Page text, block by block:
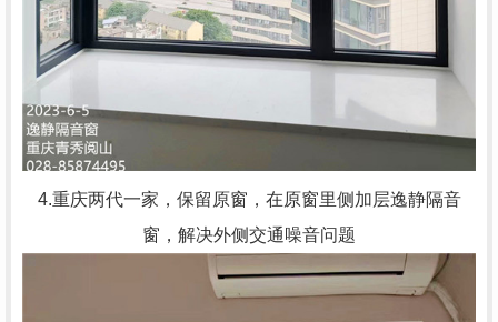
4.重庆两代一家，保留原窗，在原窗里侧加层逸静隔音
窗，解决外侧交通噪音问题